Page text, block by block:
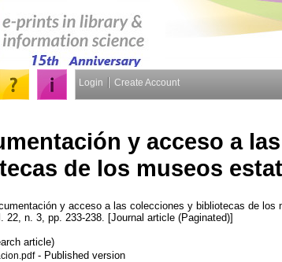
Login Create Account
y acceso a
de los museos
y acceso a las colecciones y bibliotecas de los
22, n. 3, pp. 233-238. [Journal article (Paginated)]
article)
- Published version